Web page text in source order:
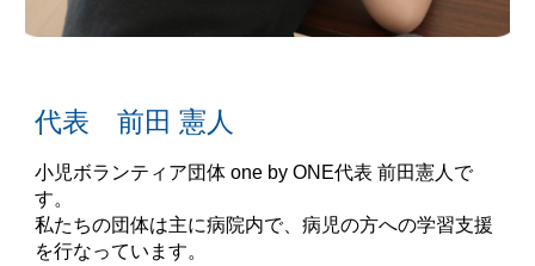
代表 前田 憲人
小児ボランティア団体 one by ONE代表 前田憲人で
す。
私たちの団体は主に病院内で、病児の方への学習支援
を行なっています。